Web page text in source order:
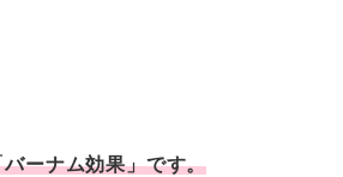
ーナム効果」です。